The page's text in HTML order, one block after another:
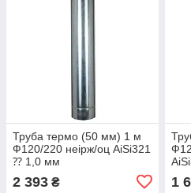
Труба термо (50 мм) 1 м
Ф120/220 неірж/оц AiSi321
⁇ 1,0 мм
2 393 ₴ 1